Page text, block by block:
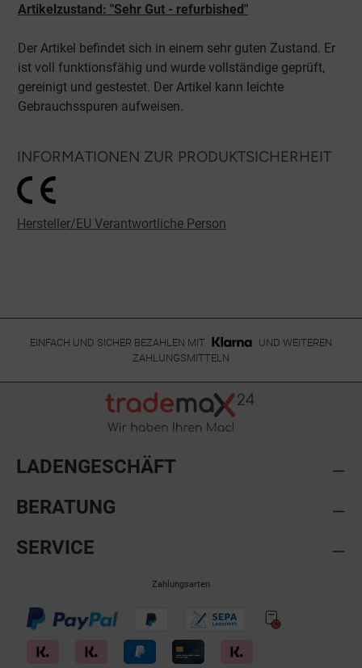
Artikelzustand: "Sehr Gut - refurbished"
Der Artikel befindet sich in einem sehr guten Zustand. Er
ist voll funktionsfähig und wurde vollständige geprüft,
gereinigt und gestestet. Der Artikel kann leichte
Gebrauchsspuren aufweisen.
INFORMATIONEN ZUR PRODUKTSICHERHEIT
Hersteller/EU Verantwortliche Person
EINFACH UND SICHER BEZAHLEN MIT
UND WEITEREN
ZAHLUNGSMITTELN
BERATUNG
LADENGESCHÄFT
SERVICE
Zahlungsarten